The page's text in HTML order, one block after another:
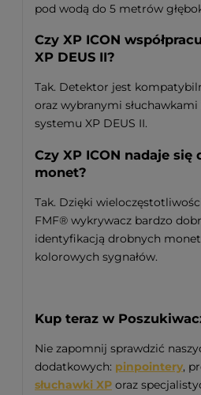
pod wodą do 5 metrów
Czy XP ICON
XP DEUS II?
Tak. Detektor jest
oraz wybranymi
systemu XP DEUS II.
Czy XP ICON nadaje
monet?
Tak. Dzięki
FMF® wykrywacz bardzo
identyfikacją drobnych monet
kolorowych sygnałów.
Kup teraz w
Nie zapomnij sprawdzić
dodatkowych: pinpointery,
słuchawki XP oraz